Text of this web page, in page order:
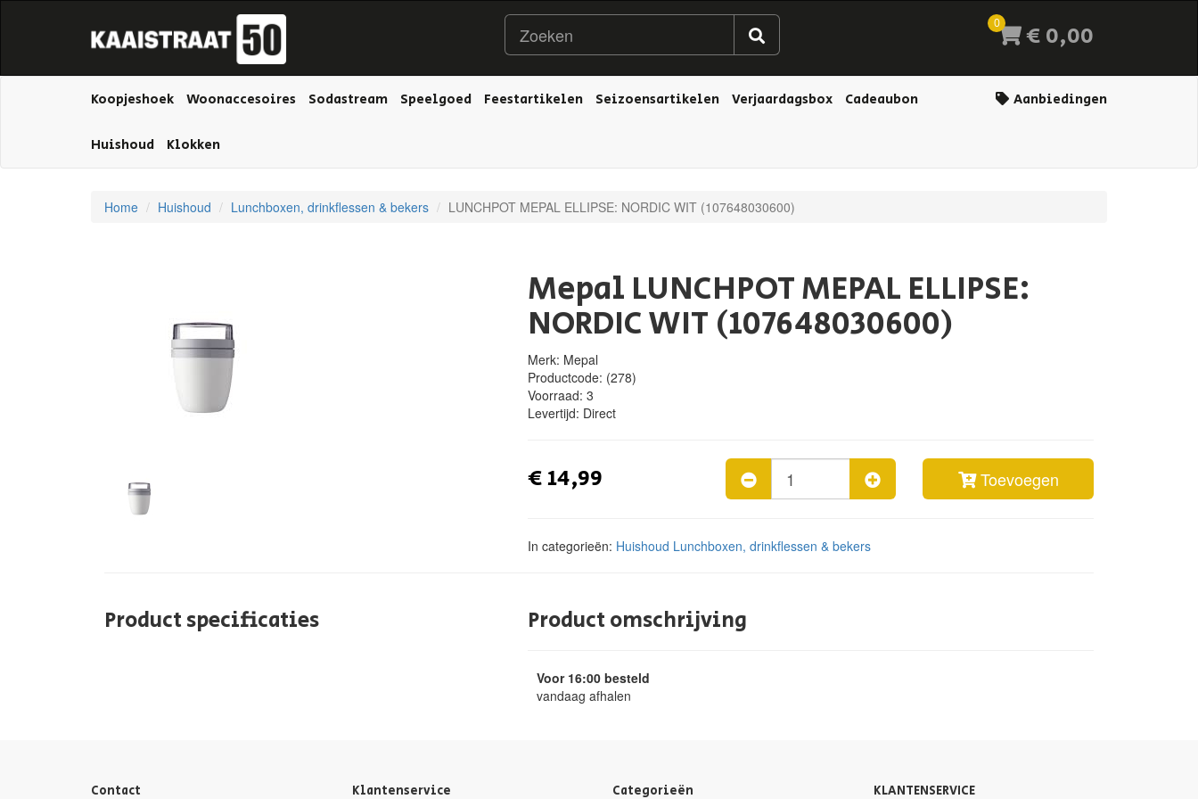
€ 0,00
0
Aanbiedingen
Koopjeshoek Woonaccesoires Sodastream Speelgoed Feestartikelen Seizoensartikelen Verjaardagsbox Cadeaubon
Huishoud Klokken
Home Huishoud Lunchboxen, drinkflessen & bekers LUNCHPOT MEPAL ELLIPSE: NORDIC WIT (107648030600)
Mepal LUNCHPOT MEPAL ELLIPSE:
NORDIC WIT (107648030600)
Merk: Mepal
Productcode: (278)
Voorraad: 3
Levertijd: Direct
€ 14,99 Toevoegen
In categorieën: Huishoud Lunchboxen, drinkflessen & bekers
Product specificaties Product omschrijving
Voor 16:00 besteld
vandaag afhalen
Contact Klantenservice Categorieën KLANTENSERVICE